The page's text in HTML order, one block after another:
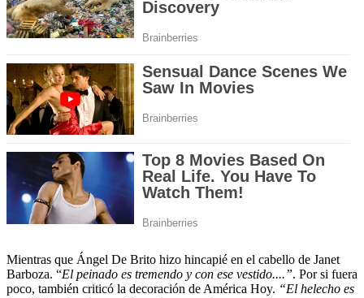
Mientras que Ángel De Brito hizo hincapié en el cabello de Janet
Barboza. “El peinado es tremendo y con ese vestido....”. Por si fuera
poco, también criticó la decoración de América Hoy. “El helecho es